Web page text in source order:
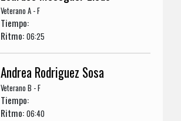
Veterano A - F
Tiempo:
Ritmo:06:25
Andrea Rodriguez Sosa
Veterano B - F
Tiempo:
Ritmo:06:40